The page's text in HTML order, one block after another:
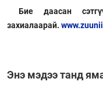
Бие даасан
захиалаарай.
Энэ мэдээ танд